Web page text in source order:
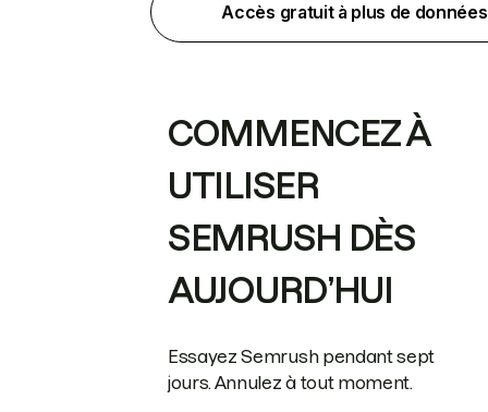
Accès gratuit à plus de données
COMMENCEZ À
UTILISER
SEMRUSH DÈS
AUJOURD’HUI
Essayez Semrush pendant sept
jours. Annulez à tout moment.